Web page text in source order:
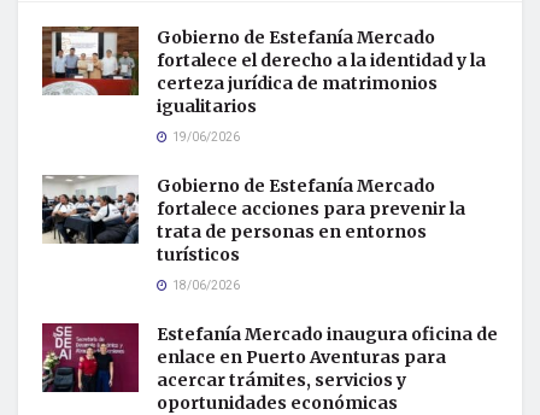
Gobierno de Estefanía Mercado
fortalece el derecho a la identidad y la
certeza jurídica de matrimonios
igualitarios
19/06/2026
Gobierno de Estefanía Mercado
fortalece acciones para prevenir la
trata de personas en entornos
turísticos
18/06/2026
Estefanía Mercado inaugura oficina de
enlace en Puerto Aventuras para
acercar trámites, servicios y
oportunidades económicas